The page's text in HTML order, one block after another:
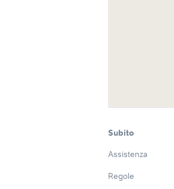
Subito
Assistenza
Regole